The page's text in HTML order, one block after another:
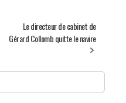
Le directeur de cabinet de
Gérard Collomb quitte le navire